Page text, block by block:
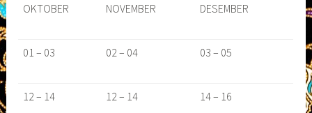
OKTOBER NOVEMBER DESEMBER
01 – 03 02 – 04 03 – 05
12 – 14 12 – 14 14 – 16